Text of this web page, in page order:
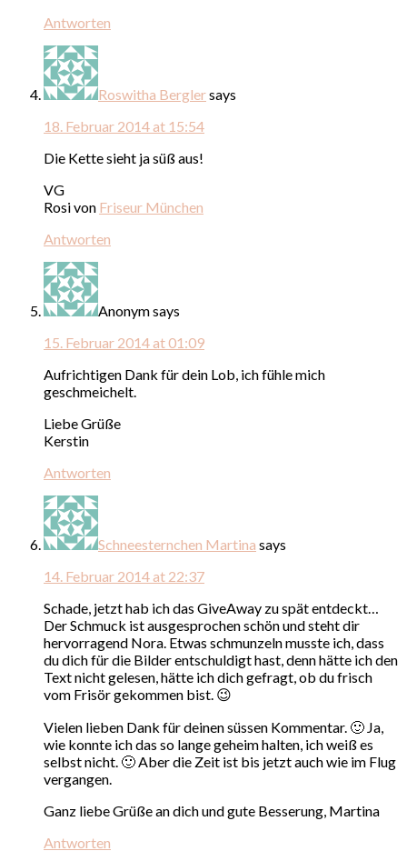
Antworten
Roswitha Berglersays
18. Februar 2014 at 15:54
Die Kette sieht ja süß aus!
VG
Rosi von Friseur München
Antworten
Anonymsays
15. Februar 2014 at 01:09
Aufrichtigen Dank für dein Lob, ich fühle mich
geschmeichelt.
Liebe Grüße
Kerstin
Antworten
Schneesternchen Martina says
14. Februar 2014 at 22:37
Schade, jetzt hab ich das GiveAway zu spät entdeckt…
Der Schmuck ist ausgesprochen schön und steht dir
hervorragend Nora. Etwas schmunzeln musste ich, dass
du dich für die Bilder entschuldigt hast, denn hätte ich den
Text nicht gelesen, hätte ich dich gefragt, ob du frisch
vom Frisör gekommen bist. 😉
Vielen lieben Dank für deinen süssen Kommentar. 🙂 Ja,
wie konnte ich das so lange geheim halten, ich weiß es
selbst nicht. 🙂 Aber die Zeit ist bis jetzt auch wie im Flug
vergangen.
Ganz liebe Grüße an dich und gute Besserung, Martina
Antworten